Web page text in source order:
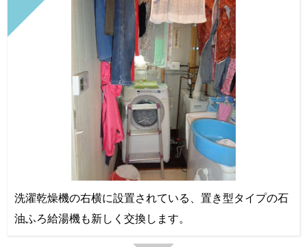
洗濯乾燥機の右横に設置されている、置き型タイプの石
油ふろ給湯機も新しく交換します。